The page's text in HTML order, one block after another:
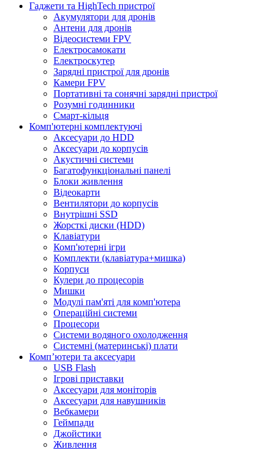
Гаджети та HighTech пристрої
Акумулятори для дронів
Антени для дронів
Відеосистеми FPV
Електросамокати
Електроскутер
Зарядні пристрої для дронів
Камери FPV
Портативні та сонячні зарядні пристрої
Розумні годинники
Смарт-кільця
Комп'ютерні комплектуючі
Аксесуари до HDD
Аксесуари до корпусів
Акустичні системи
Багатофункціональні панелі
Блоки живлення
Відеокарти
Вентилятори до корпусів
Внутрішні SSD
Жорсткі диски (HDD)
Клавіатури
Комп'ютерні ігри
Комплекти (клавіатура+мишка)
Корпуси
Кулери до процесорів
Мишки
Модулі пам'яті для комп'ютера
Операційні системи
Процесори
Системи водяного охолодження
Системні (материнські) плати
Компʼютери та аксесуари
USB Flash
Ігрові приставки
Аксесуари для моніторів
Аксесуари для навушників
Вебкамери
Геймпади
Джойстики
Живлення